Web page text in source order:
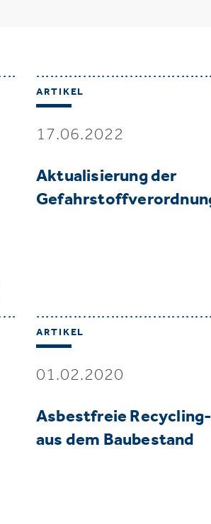
ARTIKEL
17.06.2022
Aktualisierung der
ARTIKEL
01.02.2020
Asbestfreie
aus dem Baubestand